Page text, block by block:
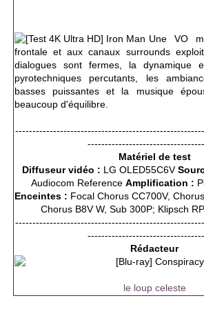
Une VO
frontale et aux canaux surrounds
dialogues sont fermes, la dynamique
pyrotechniques percutants, les
basses puissantes et la musique
beaucoup d'équilibre.
Matériel de test
Diffuseur vidéo : LG OLED55C6V
Audiocom Reference Amplification :
Enceintes : Focal Chorus CC700V,
Chorus B8V W, Sub 300P; Klipsch
Rédacteur
le loup celeste